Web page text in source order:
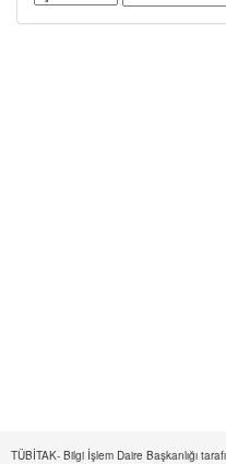
TÜBİTAK- Bilgi İşlem Daire Başkanlığı